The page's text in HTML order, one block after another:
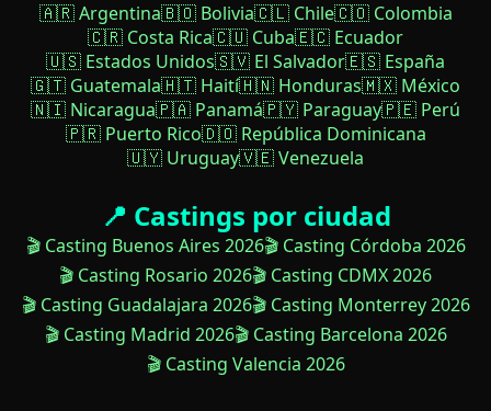
🇦🇷 Argentina🇧🇴 Bolivia🇨🇱 Chile🇨🇴 Colombia
🇨🇷 Costa Rica🇨🇺 Cuba🇪🇨 Ecuador
🇺🇸 Estados Unidos🇸🇻 El Salvador🇪🇸 España
🇬🇹 Guatemala🇭🇹 Haití🇭🇳 Honduras🇲🇽 México
🇳🇮 Nicaragua🇵🇦 Panamá🇵🇾 Paraguay🇵🇪 Perú
🇵🇷 Puerto Rico🇩🇴 República Dominicana
🇺🇾 Uruguay🇻🇪 Venezuela
📍 Castings por ciudad
🎬 Casting Buenos Aires 2026🎬 Casting Córdoba 2026
🎬 Casting Rosario 2026🎬 Casting CDMX 2026
🎬 Casting Guadalajara 2026🎬 Casting Monterrey 2026
🎬 Casting Madrid 2026🎬 Casting Barcelona 2026
🎬 Casting Valencia 2026